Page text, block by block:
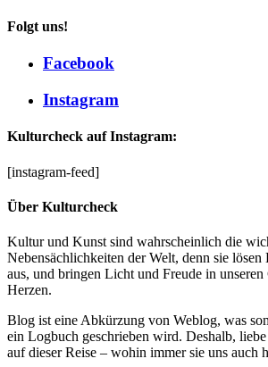
Folgt uns!
Facebook
Instagram
Kulturcheck auf Instagram:
[instagram-feed]
Über Kulturcheck
Kultur und Kunst sind wahrscheinlich die
Nebensächlichkeiten der Welt, denn sie
aus, und bringen Licht und Freude in unseren
Herzen.
Blog ist eine Abkürzung von Weblog, was
ein Logbuch geschrieben wird. Deshalb,
auf dieser Reise – wohin immer sie uns auch